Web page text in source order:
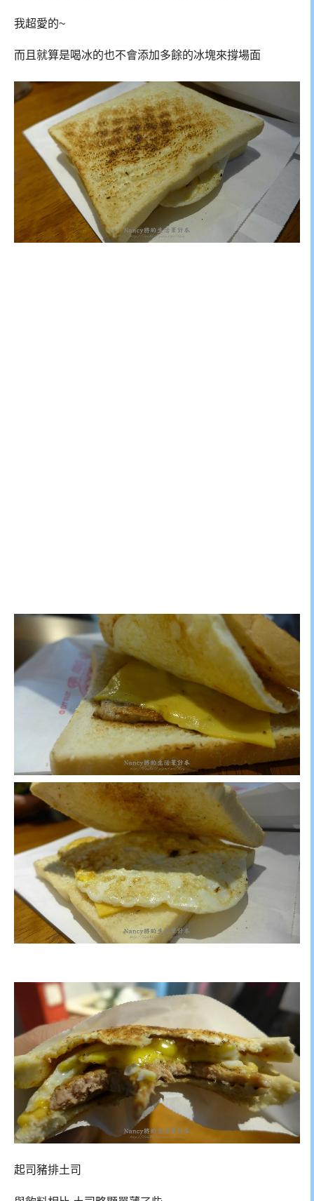
我超愛的~
而且就算是喝冰的也不會添加多餘的冰塊來撐場面
起司豬排土司